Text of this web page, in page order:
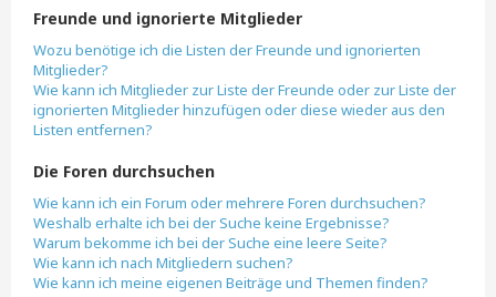
Freunde und ignorierte Mitglieder
Wozu benötige ich die Listen der Freunde und ignorierten
Mitglieder?
Wie kann ich Mitglieder zur Liste der Freunde oder zur Liste der
ignorierten Mitglieder hinzufügen oder diese wieder aus den
Listen entfernen?
Die Foren durchsuchen
Wie kann ich ein Forum oder mehrere Foren durchsuchen?
Weshalb erhalte ich bei der Suche keine Ergebnisse?
Warum bekomme ich bei der Suche eine leere Seite?
Wie kann ich nach Mitgliedern suchen?
Wie kann ich meine eigenen Beiträge und Themen finden?